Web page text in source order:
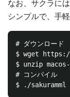
なお、サクラに
シンプルで、手
# ダウンロード
$ wget
$ unzip
# コンパイル